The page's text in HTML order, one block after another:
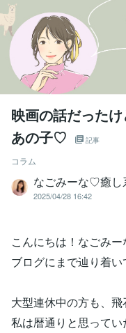
映画の話だった
あの子♡
記事
コラム
なごみーな♡癒し
2025/04/28 16:42
こんにちは！なごみ
ブログにまで辿り着い
大型連休中の方も、
私は暦通りと思って